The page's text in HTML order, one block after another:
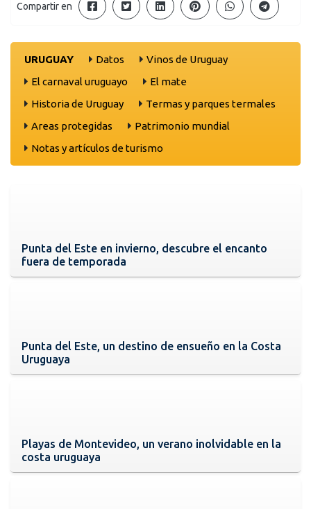
Compartir en
URUGUAY Datos
Vinos de Uruguay
El carnaval uruguayo
El mate
Historia de Uruguay
Termas y parques termales
Areas protegidas
Patrimonio mundial
Notas y artículos de turismo
Punta del Este en invierno, descubre el encanto
fuera de temporada
Punta del Este, un destino de ensueño en la Costa
Uruguaya
Playas de Montevideo, un verano inolvidable en la
costa uruguaya